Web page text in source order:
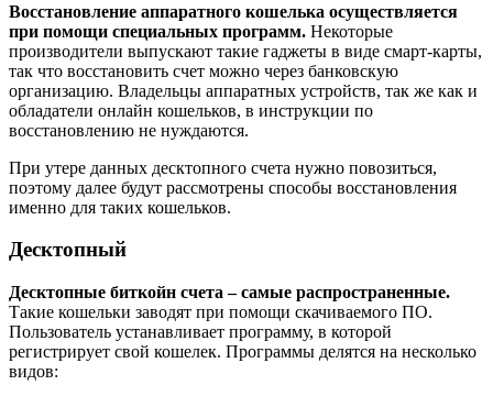
Восстановление аппаратного кошелька осуществляется
при помощи специальных программ. Некоторые
производители выпускают такие гаджеты в виде смарт-карты,
так что восстановить счет можно через банковскую
организацию. Владельцы аппаратных устройств, так же как и
обладатели онлайн кошельков, в инструкции по
восстановлению не нуждаются.
При утере данных десктопного счета нужно повозиться,
поэтому далее будут рассмотрены способы восстановления
именно для таких кошельков.
Десктопный
Десктопные биткойн счета – самые распространенные.
Такие кошельки заводят при помощи скачиваемого ПО.
Пользователь устанавливает программу, в которой
регистрирует свой кошелек. Программы делятся на несколько
видов: